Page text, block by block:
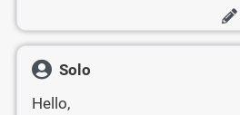
Solo
Hello,